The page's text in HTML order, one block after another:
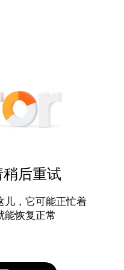
后重试
儿，它可能正忙着
能恢复正常